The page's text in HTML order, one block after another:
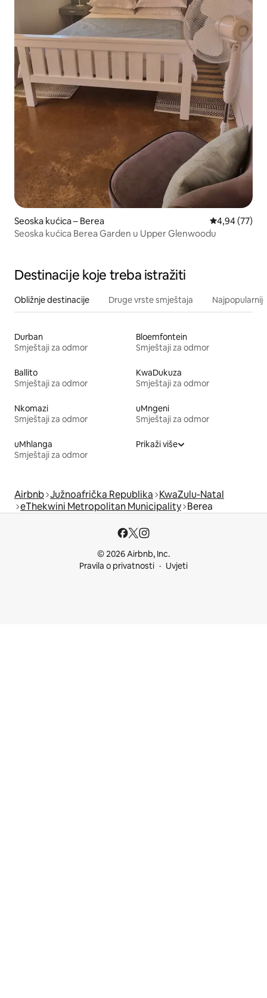
Seoska kućica – Berea Prosječna
4,94 (77)
Seoska kućica Berea Garden u Upper Glenwoodu
Destinacije koje treba istražiti
Obližnje destinacije Druge vrste smještaja
Durban
Smještaji za odmor
Bloemfontein
Smještaji za odmor
Ballito
Smještaji za odmor
KwaDukuza
Smještaji za odmor
Nkomazi
Smještaji za odmor
uMngeni
Smještaji za odmor
uMhlanga
Smještaji za odmor
Prikaži više
Airbnb Južnoafrička Republika KwaZulu-Natal
eThekwini Metropolitan Municipality Berea
© 2026 Airbnb, Inc.
Pravila o privatnosti
Uvjeti